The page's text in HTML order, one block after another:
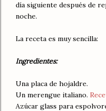
día siguiente después de
noche.
La receta es muy sencilla:
Ingredientes:
Una placa de hojaldre.
Un merengue italiano.
Azúcar glass para